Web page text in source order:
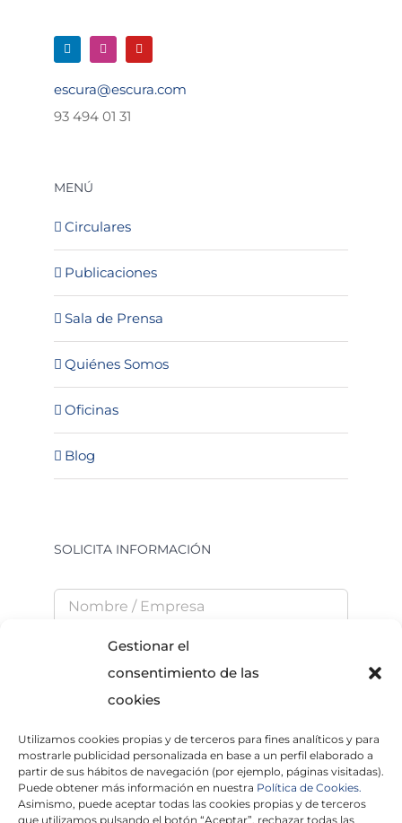
Gestionar el
consentimiento de las
cookies
Utilizamos cookies propias y de terceros para fines analíticos y para
mostrarle publicidad personalizada en base a un perfil elaborado a
partir de sus hábitos de navegación (por ejemplo, páginas visitadas).
Puede obtener más información en nuestra Política de Cookies.
Asimismo, puede aceptar todas las cookies propias y de terceros
que utilizamos pulsando el botón “Aceptar”, rechazar todas las
escura@escura.com
93 494 01 31
MENÚ
Circulares
Publicaciones
Sala de Prensa
Quiénes Somos
Oficinas
Blog
SOLICITA INFORMACIÓN
He leído y acepto laPolítica de Privacidad